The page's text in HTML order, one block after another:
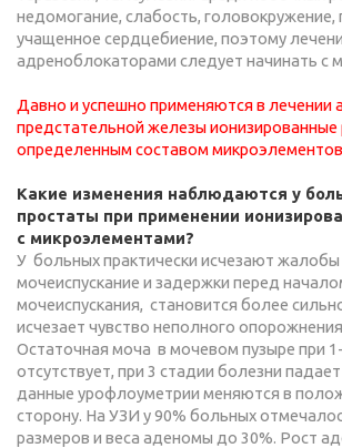
недомогание, слабость, головокружение,
учащенное сердцебиение, поэтому
адреноблокаторами следует начинать с
Давно и успешно применяются в лечении
предстательной железы ионизированные
определенным составом
Какие изменения наблюдаются у
простаты при применении
с микроэлементами?
У больных практически исчезают жалобы
мочеиспускание и задержки перед
мочеиспускания, становится более
исчезает чувство неполного
Остаточная моча в мочевом пузыре при
отсутствует, при 3 стадии болезни
данные урофлоуметрии меняются в
сторону. На УЗИ у 90% больных
размеров и веса аденомы до 30%. Рост